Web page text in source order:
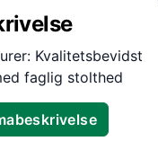
Kvalitetsbevidst
faglig stolthed